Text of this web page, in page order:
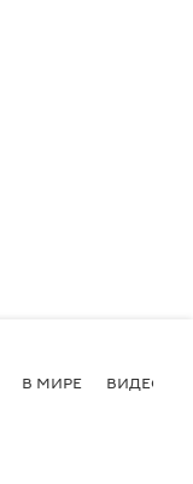
В МИРЕ ВИДЕО